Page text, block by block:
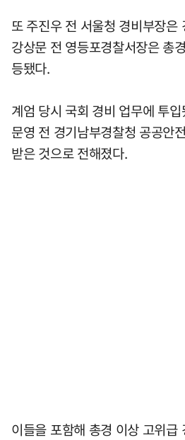
또 주진우 전 서울청 경비부장은
강상문 전 영등포경찰서장은 총
등됐다.
계엄 당시 국회 경비 업무에 투
문영 전 경기남부경찰청 공공안
받은 것으로 전해졌다.
이들을 포함해 총경 이상 고위